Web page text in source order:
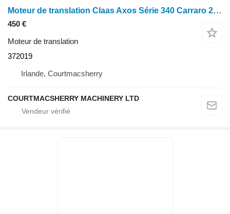
Moteur de translation Claas Axos Série 340 Carraro 2019 Boîtier de pivot d'essieu avant droit 37201 372019
450 €
Moteur de translation
372019
Irlande, Courtmacsherry
COURTMACSHERRY MACHINERY LTD